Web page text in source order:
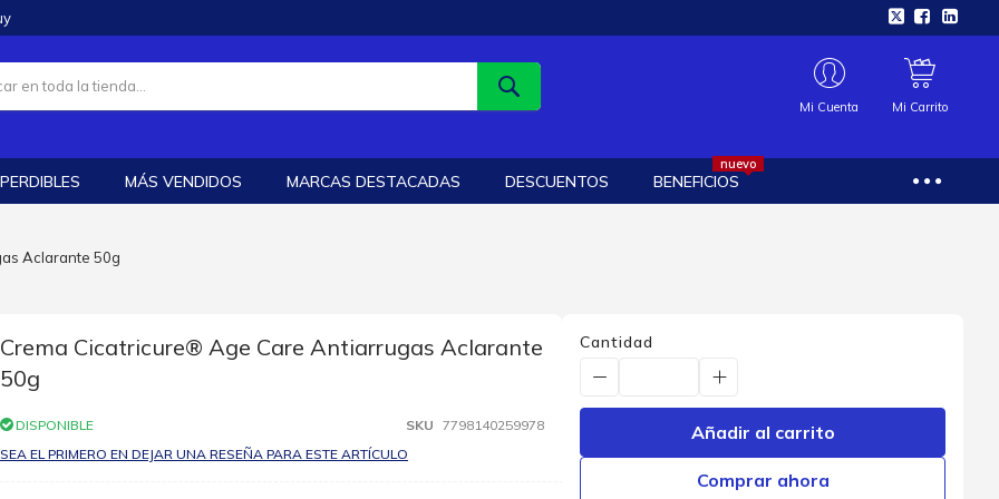
Mi Cuenta Mi Carrito
MÁS VENDIDOS MARCAS DESTACADAS DESCUENTOS BENEFICIOS
nuevo
Aclarante 50g
Crema Cicatricure® Age Care Antiarrugas Aclarante
50g
DISPONIBLE SKU 7798140259978
SEA EL PRIMERO EN DEJAR UNA RESEÑA PARA ESTE ARTÍCULO
Cantidad
Añadir al carrito
Comprar ahora